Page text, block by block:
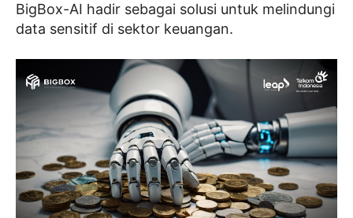
BigBox-AI hadir sebagai solusi untuk melindungi
data sensitif di sektor keuangan.